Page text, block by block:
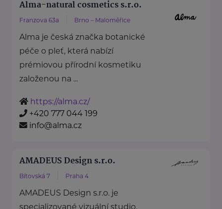
Alma-natural cosmetics s.r.o.
Franzova 63a Brno – Maloměřice
Alma je česká značka botanické
péče o pleť, která nabízí
prémiovou přírodní kosmetiku
založenou na ...
https://alma.cz/
+420 777 044 199
info@alma.cz
AMADEUS Design s.r.o.
Bítovská 7 Praha 4
AMADEUS Design s.r.o. je
specializované vizuální studio,